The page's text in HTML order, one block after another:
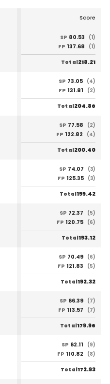
Score
SP 80.53
(1)
FP 137.68 (1)
Total218.21
SP 73.05 (4)
FP 131.81 (2)
Total204.86
SP 77.58
(2)
FP 122.82 (4)
Total200.40
SP 74.07
(3)
FP 125.35 (3)
Total199.42
SP 72.37
(5)
FP 120.75 (6)
Total193.12
SP 70.49 (6)
FP 121.83 (5)
Total192.32
SP 66.39 (7)
FP 113.57 (7)
Total179.96
SP 62.11
(9)
FP 110.82 (8)
Total172.93